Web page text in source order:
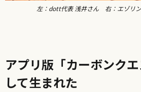
左：dott代表 浅井さん 右：エゾリ
アプリ版「カーボンク
して生まれた